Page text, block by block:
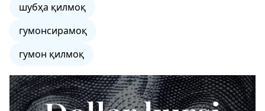
шубҳа қилмоқ
гумонсирамоқ
гумон қилмоқ